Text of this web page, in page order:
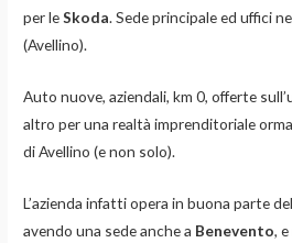
per leSkoda. Sede principale ed uffici
(Avellino).
Auto nuove, aziendali, km 0, offerte
altro per una realtà imprenditoriale
di Avellino (e non solo).
L’azienda infatti opera in buona parte
avendo una sede anche a Benevento,